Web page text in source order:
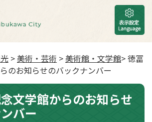
>美術・芸術 >美術館・文学館> 徳冨
のお知らせのバックナンバー
文学館からのお知らせ
バー